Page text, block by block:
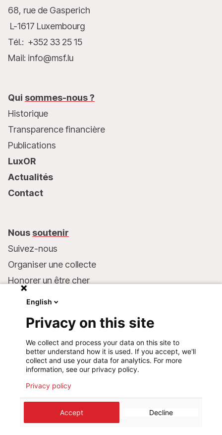
68, rue de Gasperich
L-1617 Luxembourg
Tél.: +352 33 25 15
Mail: info@msf.lu
Qui sommes-nous ?
Historique
Transparence financière
Publications
LuxOR
Actualités
Contact
Nous soutenir
Suivez-nous
Organiser une collecte
Honorer un être cher
Faire un don
Coordonnées bancaires :
LU75 1111 0000 4848 0000
Comportement responsable
Médecins Sans Frontières Luxembourg
English
Privacy on this site
We collect and process your data on this site to
better understand how it is used. If you accept, we'll
collect and use your data for analytics. For more
information, see our privacy policy.
Privacy policy
Accept Decline